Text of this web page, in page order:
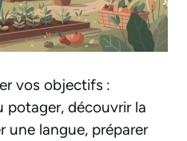
vos objectifs :
potager, découvrir la
une langue, préparer